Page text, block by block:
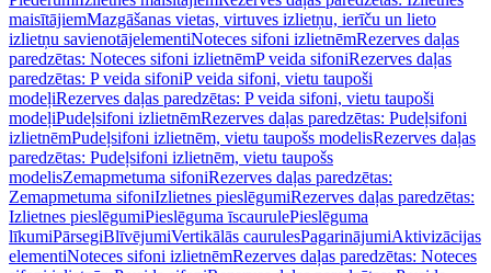
maisītājiemMazgāšanas vietas, virtuves izlietņu, ierīču un lieto
izlietņu savienotājelementiNoteces sifoni izlietnēmRezerves daļas
paredzētas: Noteces sifoni izlietnēmP veida sifoniRezerves daļas
paredzētas: P veida sifoniP veida sifoni, vietu taupoši
modeļiRezerves daļas paredzētas: P veida sifoni, vietu taupoši
modeļiPudeļsifoni izlietnēmRezerves daļas paredzētas: Pudeļsifoni
izlietnēmPudeļsifoni izlietnēm, vietu taupošs modelisRezerves daļas
paredzētas: Pudeļsifoni izlietnēm, vietu taupošs
modelisZemapmetuma sifoniRezerves daļas paredzētas:
Zemapmetuma sifoniIzlietnes pieslēgumiRezerves daļas paredzētas:
Izlietnes pieslēgumiPieslēguma īscaurulePieslēguma
līkumiPārsegiBlīvējumiVertikālās caurulesPagarinājumiAktivizācijas
elementiNoteces sifoni izlietnēmRezerves daļas paredzētas: Noteces